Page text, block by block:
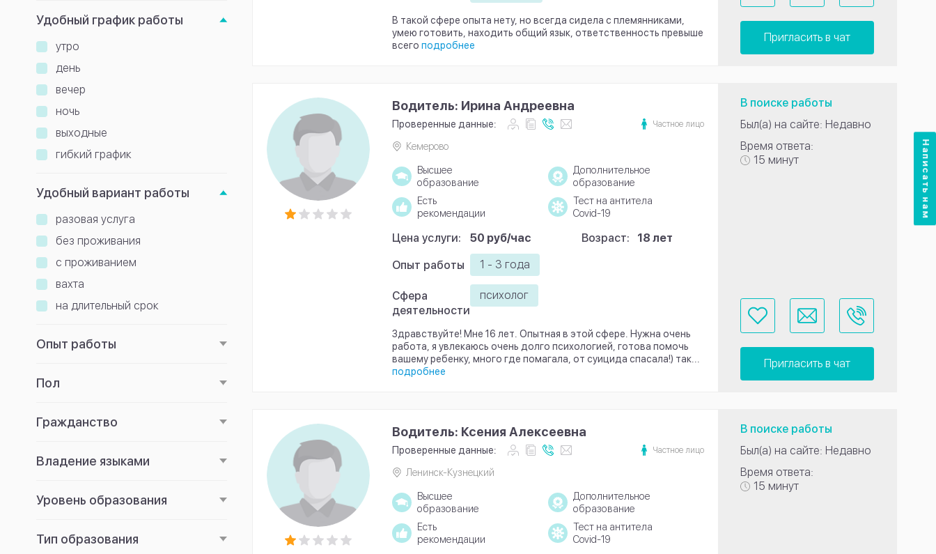
Удобный график работы
утро
день
вечер
ночь
выходные
гибкий график
Удобный вариант работы
разовая услуга
без проживания
с проживанием
вахта
на длительный срок
Опыт работы
Пол
Гражданство
Владение языками
Уровень образования
Тип образования
В такой сфере опыта нету, но всегда сидела с племянниками,
умею готовить, находить общий язык, ответственность превыше
всего подробнее
Пригласить в чат
Водитель: Ирина Андреевна
Проверенные данные: Частное лицо
Кемерово
Высшее
образование
Дополнительное
образование
Есть
рекомендации
Тест на антитела
Covid-19
Цена услуги: 50 руб/час Возраст: 18 лет
Опыт работы 1 - 3 года
Сфера
деятельности
психолог
Здравствуйте! Мне 16 лет. Опытная в этой сфере. Нужна очень
работа, я увлекаюсь очень долго психологией, готова помочь
вашему ребенку, много где помагала, от суицида спасала!) так...
подробнее
В поиске работы
Был(а) на сайте: Недавно
Время ответа:
15 минут
Пригласить в чат
Водитель: Ксения Алексеевна
Проверенные данные: Частное лицо
Ленинск-Кузнецкий
Высшее
образование
Дополнительное
образование
Есть
рекомендации
Тест на антитела
Covid-19
В поиске работы
Был(а) на сайте: Недавно
Время ответа:
15 минут
Написать нам